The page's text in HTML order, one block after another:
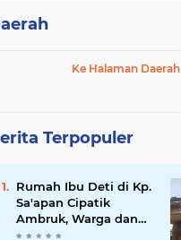
Ke Halaman Daerah
Terpopuler
Rumah Ibu Deti di Kp.
Sa'apan Cipatik
Ambruk, Warga dan
Pemdes Sigap Bantu